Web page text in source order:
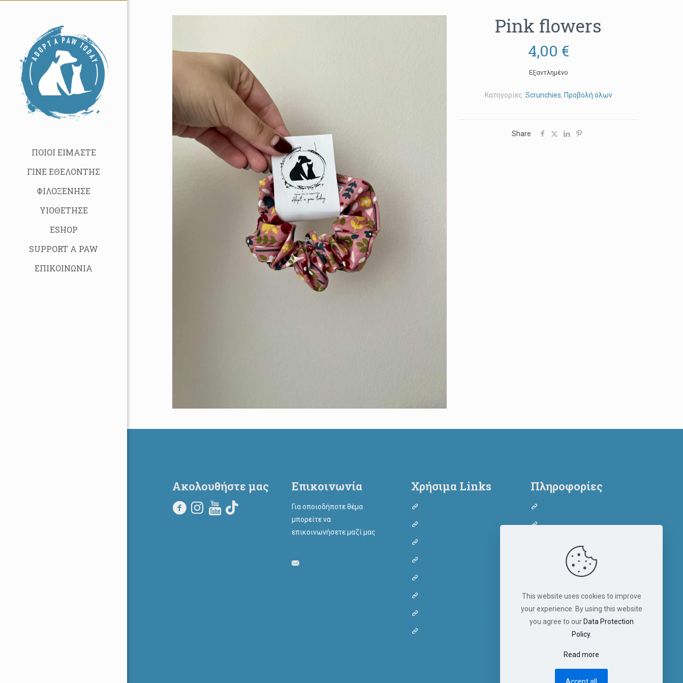
ΠΟΙΟΙ ΕΙΜΑΣΤΕ
ΓΙΝΕ ΕΘΕΛΟΝΤΗΣ
ΦΙΛΟΞΕΝΗΣΕ
ΥΙΟΘΕΤΗΣΕ
ESHOP
SUPPORT A PAW
ΕΠΙΚΟΙΝΩΝΙΑ
Pink flowers
4,00 €
Εξαντλημένο
Κατηγορίες: Scrunchies, Προβολή όλων
Share
Ακολουθήστε μας Επικοινωνία
Για οποιοδήποτε θέμα
μπορείτε να
επικοινωνήσετε μαζί μας
Χρήσιμα Links
Φόρμα υιοθεσίας γάτας
Πληροφορίες
Πολιτική Απορρήτου
This website uses cookies to improve
your experience. By using this website
you agree to our Data Protection
Policy.
Read more